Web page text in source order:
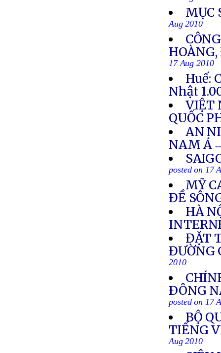
MỤC
Aug 2010
17 Aug 2010
Huế:
Nhật
VIỆT
QUỐC
AN
NAM Á
posted on 17
MỸ
ĐỀ
HÀ
ĐẶT
ĐƯỜNG
2010
ÐÔNG
posted on 17
BỘ
TIẾNG
Aug 2010